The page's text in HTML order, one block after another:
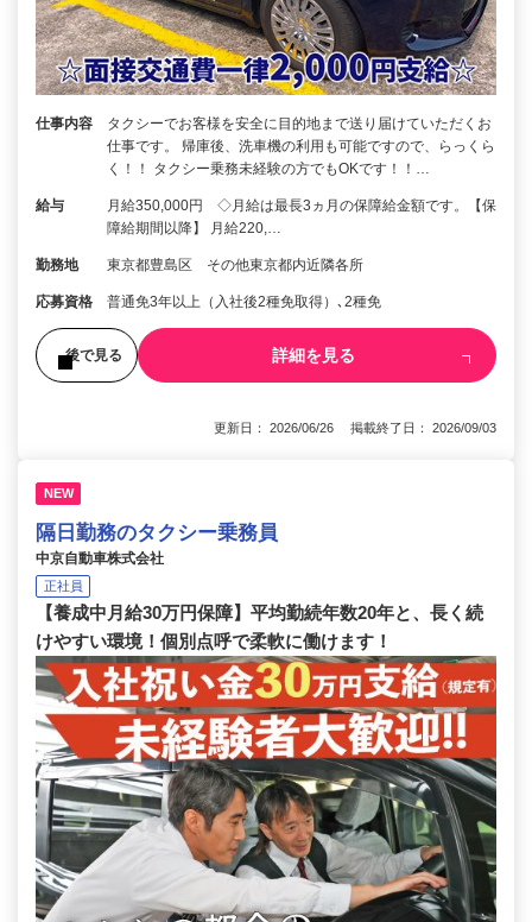
仕事内容
タクシーでお客様を安全に目的地まで送り届けていただくお
仕事です。 帰庫後、洗車機の利用も可能ですので、らっくら
く！！ タクシー乗務未経験の方でもOKです！！…
給与
月給350,000円 ◇月給は最長3ヵ月の保障給金額です。【保
障給期間以降】 月給220,…
勤務地 東京都豊島区 その他東京都内近隣各所
応募資格 普通免3年以上（入社後2種免取得）､2種免
後で見る 詳細を見る
更新日： 2026/06/26 掲載終了日： 2026/09/03
NEW
隔日勤務のタクシー乗務員
中京自動車株式会社
正社員
【養成中月給30万円保障】平均勤続年数20年と、長く続
けやすい環境！個別点呼で柔軟に働けます！